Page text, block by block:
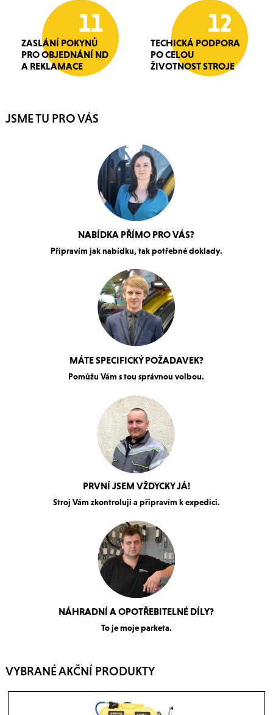
11
ZASLÁNÍ POKYNŮ
PRO OBJEDNÁNÍ ND
A REKLAMACE
12
TECHICKÁ PODPORA
PO CELOU
ŽIVOTNOST STROJE
JSME TU PRO VÁS
NABÍDKA PŘÍMO PRO VÁS?
Připravím jak nabídku, tak potřebné doklady.
MÁTE SPECIFICKÝ POŽADAVEK?
Pomůžu Vám s tou správnou volbou.
PRVNÍ JSEM VŽDYCKY JÁ!
Stroj Vám zkontroluji a připravím k expedici.
NÁHRADNÍ A OPOTŘEBITELNÉ DÍLY?
To je moje parketa.
VYBRANÉ AKČNÍ PRODUKTY